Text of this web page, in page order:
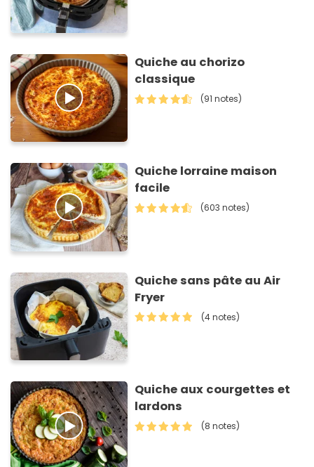
Quiche au chorizo
classique
(91 notes)
Quiche lorraine maison
facile
(603 notes)
Quiche sans pâte au Air
Fryer
(4 notes)
Quiche aux courgettes et
lardons
(8 notes)